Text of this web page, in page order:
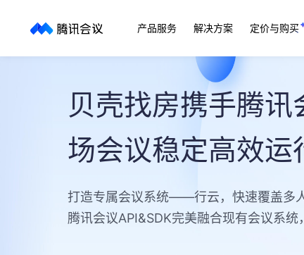
产品服务 解决方案 定价与购买
贝壳找房携手腾
场会议稳定高效运
打造专属会议系统——行云，快速覆盖多
腾讯会议API&SDK完美融合现有会议系统